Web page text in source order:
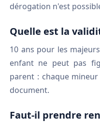
dérogation n'est
Quelle est la
10 ans pour les
enfant ne peut pas
parent : chaque
document.
Faut-il prendre